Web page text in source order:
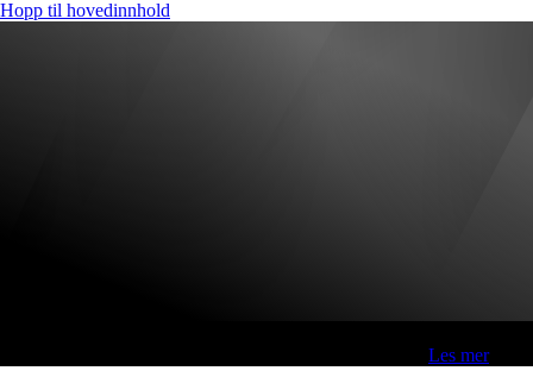
Hopp til hovedinnhold
Les mer